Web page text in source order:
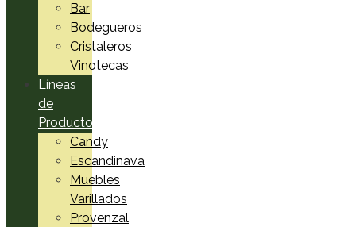
Bar
Bodegueros
Cristaleros
Vinotecas
Líneas
de
Productos
Candy
Escandinava
Muebles
Varillados
Provenzal